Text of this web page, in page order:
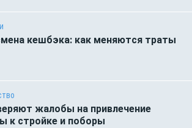
кешбэка: как меняются траты
жалобы на привлечение
к стройке и поборы